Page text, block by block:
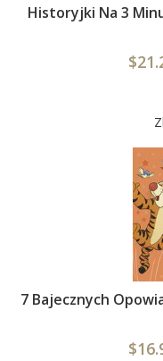
Historyjki Na 3
7 Bajecznych